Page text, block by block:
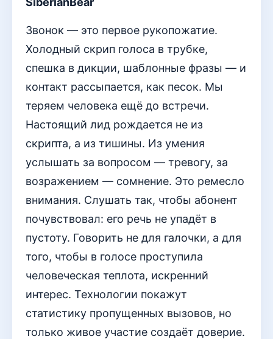
Звонок — это первое рукопожатие.
Холодный скрип голоса в трубке,
спешка в дикции, шаблонные фразы — и
контакт рассыпается, как песок. Мы
теряем человека ещё до встречи.
Настоящий лид рождается не из
скрипта, а из тишины. Из умения
услышать за вопросом — тревогу, за
возражением — сомнение. Это ремесло
внимания. Слушать так, чтобы абонент
почувствовал: его речь не упадёт в
пустоту. Говорить не для галочки, а для
того, чтобы в голосе проступила
человеческая теплота, искренний
интерес. Технологии покажут
статистику пропущенных вызовов, но
только живое участие создаёт доверие.